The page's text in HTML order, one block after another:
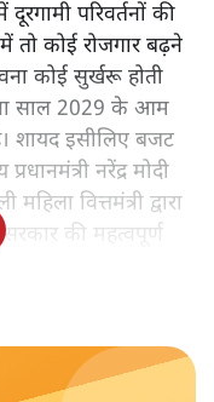
परिवर्तनों की
तो कोई रोजगार बढ़ने
कोई सुर्खरू होती
साल 2029 के आम
शायद इसीलिए बजट
नरेंद्र मोदी
वित्तमंत्री द्वारा
की महत्वपूर्ण